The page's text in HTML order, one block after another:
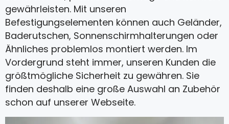
gewährleisten. Mit unseren
Befestigungselementen können auch Geländer,
Baderutschen, Sonnenschirmhalterungen oder
Ähnliches problemlos montiert werden. Im
Vordergrund steht immer, unseren Kunden die
größtmögliche Sicherheit zu gewähren. Sie
finden deshalb eine große Auswahl an Zubehör
schon auf unserer Webseite.